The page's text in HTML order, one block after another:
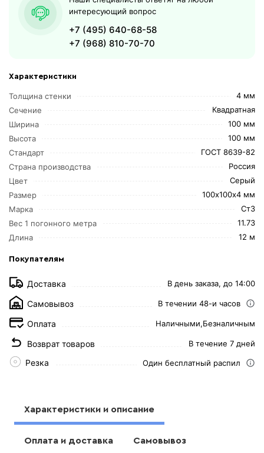
Характеристики
Толщина стенки
4 мм
Сечение
Квадратная
Ширина
100 мм
Высота
100 мм
Стандарт
ГОСТ 8639-82
Страна производства
Россия
Цвет
Серый
Размер
100х100х4 мм
Марка
Ст3
Вес 1 погонного метра
11.73
Длина
12 м
Покупателям
Доставка В день заказа, до 14:00
Самовывоз В течении 48-и часов
Оплата Наличными,Безналичным
Возврат товаров В течение 7 дней
Резка Один бесплатный распил
интересующий вопрос
+7 (495) 640-68-58
+7 (968) 810-70-70
Характеристики и описание
Оплата и доставка Самовывоз